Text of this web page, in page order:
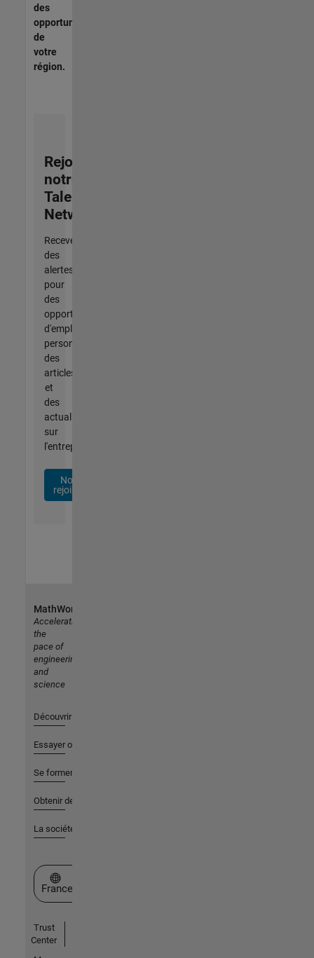
des
opportunités
de
votre
région.
Rejoignez
notre
Talent
Network
Recevez
des
alertes
pour
des
opportunités
d'emploi
personnalisées,
des
articles
et
des
actualités
sur
l'entreprise.
Nous
rejoindre
MathWorks
Accelerating
the
pace of
engineering
and
science
Découvrir les produits
Essayer ou acheter
Se former
Obtenir de l'aide
La société
Sélectionner un site web
France
Trust
Center